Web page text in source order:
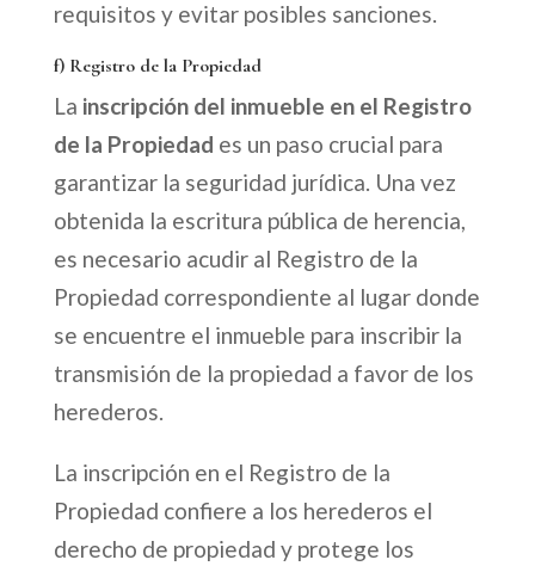
requisitos y evitar posibles sanciones.
f) Registro de la Propiedad
La inscripción del inmueble en el Registro
de la Propiedad es un paso crucial para
garantizar la seguridad jurídica. Una vez
obtenida la escritura pública de herencia,
es necesario acudir al Registro de la
Propiedad correspondiente al lugar donde
se encuentre el inmueble para inscribir la
transmisión de la propiedad a favor de los
herederos.
La inscripción en el Registro de la
Propiedad confiere a los herederos el
derecho de propiedad y protege los